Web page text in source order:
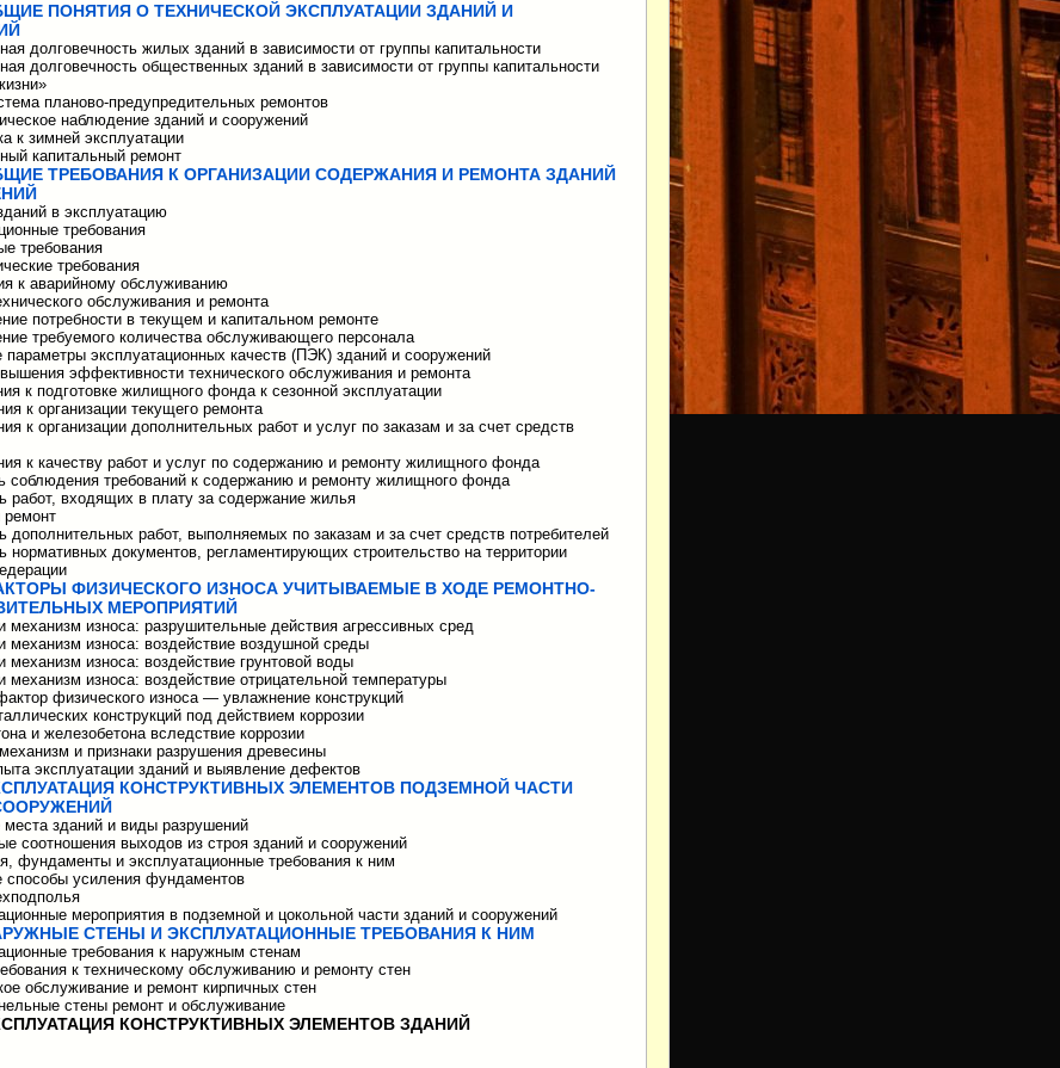
ПОНЯТИЯ О ТЕХНИЧЕСКОЙ ЭКСПЛУАТАЦИИ ЗДАНИЙ И
долговечность жилых зданий в зависимости от группы капитальности
долговечность общественных зданий в зависимости от группы капитальности
планово-предупредительных ремонтов
наблюдение зданий и сооружений
к зимней эксплуатации
капитальный ремонт
ТРЕБОВАНИЯ К ОРГАНИЗАЦИИ СОДЕРЖАНИЯ И РЕМОНТА ЗДАНИЙ
в эксплуатацию
требования
требования
требования
к аварийному обслуживанию
обслуживания и ремонта
потребности в текущем и капитальном ремонте
требуемого количества обслуживающего персонала
эксплуатационных качеств (ПЭК) зданий и сооружений
эффективности технического обслуживания и ремонта
к подготовке жилищного фонда к сезонной эксплуатации
к организации текущего ремонта
к организации дополнительных работ и услуг по заказам и за счет средств
к качеству работ и услуг по содержанию и ремонту жилищного фонда
соблюдения требований к содержанию и ремонту жилищного фонда
работ, входящих в плату за содержание жилья
дополнительных работ, выполняемых по заказам и за счет средств потребителей
нормативных документов, регламентирующих строительство на территории
ФИЗИЧЕСКОГО ИЗНОСА УЧИТЫВАЕМЫЕ В ХОДЕ РЕМОНТНО-
МЕРОПРИЯТИЙ
механизм износа: разрушительные действия агрессивных сред
механизм износа: воздействие воздушной среды
механизм износа: воздействие грунтовой воды
механизм износа: воздействие отрицательной температуры
физического износа — увлажнение конструкций
конструкций под действием коррозии
и железобетона вследствие коррозии
и признаки разрушения древесины
эксплуатации зданий и выявление дефектов
КОНСТРУКТИВНЫХ ЭЛЕМЕНТОВ ПОДЗЕМНОЙ ЧАСТИ
зданий и виды разрушений
соотношения выходов из строя зданий и сооружений
фундаменты и эксплуатационные требования к ним
способы усиления фундаментов
мероприятия в подземной и цокольной части зданий и сооружений
СТЕНЫ И ЭКСПЛУАТАЦИОННЫЕ ТРЕБОВАНИЯ К НИМ
требования к наружным стенам
к техническому обслуживанию и ремонту стен
обслуживание и ремонт кирпичных стен
стены ремонт и обслуживание
КОНСТРУКТИВНЫХ ЭЛЕМЕНТОВ ЗДАНИЙ